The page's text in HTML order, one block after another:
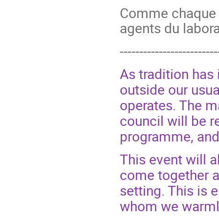
Comme
agents du
As tradition has
outside our
operates. The
council will be
programme,
This event will
come together
setting. This is
whom we